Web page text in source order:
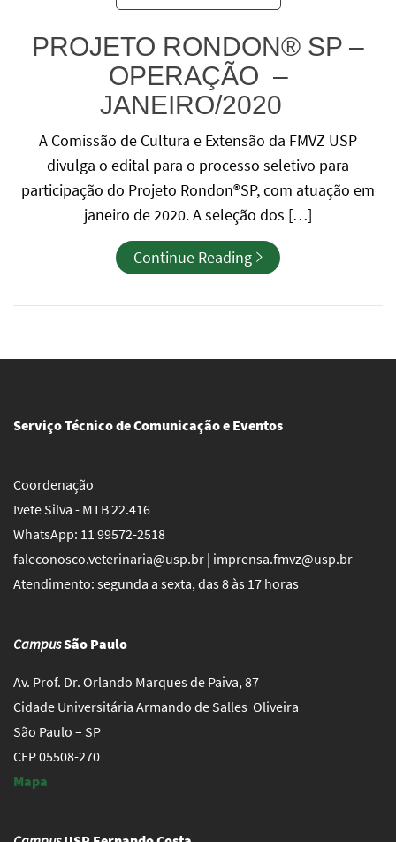
PROJETO RONDON® SP –
OPERAÇÃO –
JANEIRO/2020
A Comissão de Cultura e Extensão da FMVZ USP
divulga o edital para o processo seletivo para
participação do Projeto Rondon®SP, com atuação em
janeiro de 2020. A seleção dos […]
Continue Reading
Serviço Técnico de Comunicação e Eventos
Coordenação
Ivete Silva - MTB 22.416
WhatsApp: 11 99572-2518
faleconosco.veterinaria@usp.br | imprensa.fmvz@usp.br
Atendimento: segunda a sexta, das 8 às 17 horas
CampusSão Paulo
Av. Prof. Dr. Orlando Marques de Paiva, 87
Cidade Universitária Armando de Salles Oliveira
São Paulo – SP
CEP 05508-270
Mapa